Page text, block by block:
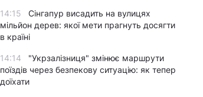
14:15
Сінгапур висадить на вулицях
мільйон дерев: якої мети прагнуть досягти
в країні
14:14
"Укрзалізниця" змінює маршрути
поїздів через безпекову ситуацію: як тепер
доїхати